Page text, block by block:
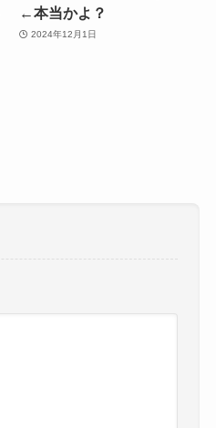
←本当かよ？
2024年12月1日